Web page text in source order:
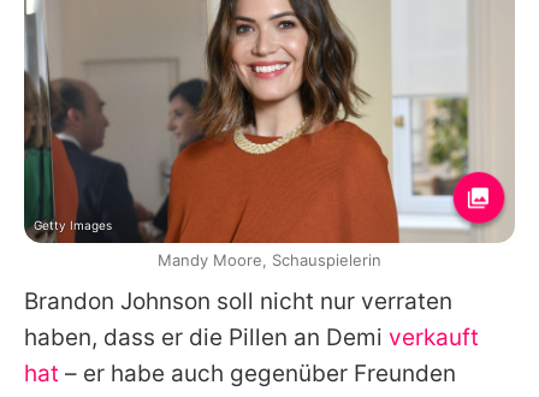
Brandon Johnson soll nicht nur verraten
haben, dass er die Pillen an Demi verkauft
hat – er habe auch gegenüber Freunden
Getty Images
Mandy Moore, Schauspielerin